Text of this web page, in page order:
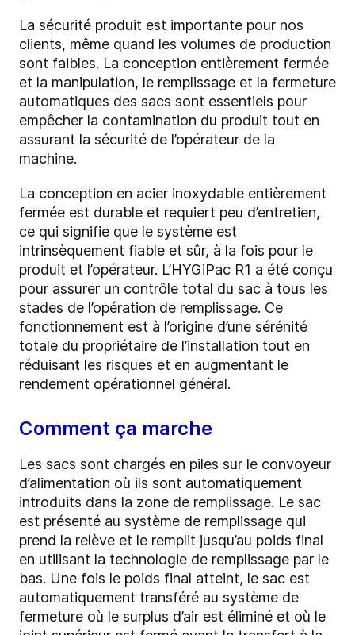
La sécurité produit est importante pour nos
clients, même quand les volumes de production
sont faibles. La conception entièrement fermée
et la manipulation, le remplissage et la fermeture
automatiques des sacs sont essentiels pour
empêcher la contamination du produit tout en
assurant la sécurité de l’opérateur de la
machine.
La conception en acier inoxydable entièrement
fermée est durable et requiert peu d’entretien,
ce qui signifie que le système est
intrinsèquement fiable et sûr, à la fois pour le
produit et l’opérateur. L’HYGiPac R1 a été conçu
pour assurer un contrôle total du sac à tous les
stades de l’opération de remplissage. Ce
fonctionnement est à l’origine d’une sérénité
totale du propriétaire de l’installation tout en
réduisant les risques et en augmentant le
rendement opérationnel général.
Comment ça marche
Les sacs sont chargés en piles sur le convoyeur
d’alimentation où ils sont automatiquement
introduits dans la zone de remplissage. Le sac
est présenté au système de remplissage qui
prend la relève et le remplit jusqu’au poids final
en utilisant la technologie de remplissage par le
bas. Une fois le poids final atteint, le sac est
automatiquement transféré au système de
fermeture où le surplus d’air est éliminé et où le